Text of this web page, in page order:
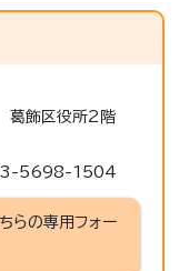
飾区役所2階
5698-1504
らの専用フォー